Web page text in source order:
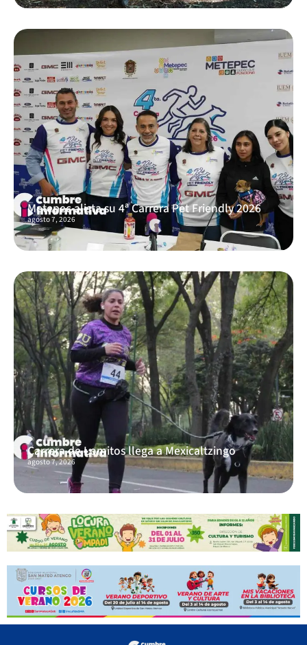
Metepec alista su 4ª Carrera Pet Friendly 2026
agosto 7, 2026
Carrera de Lomitos llega a Mexicaltzingo
agosto 7, 2026